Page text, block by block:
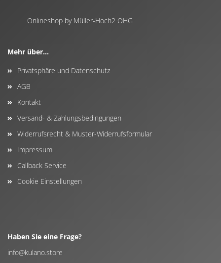
Onlineshop by Müller-Hoch2 OHG
Mehr über...
Privatsphäre und Datenschutz
AGB
Kontakt
Versand- & Zahlungsbedingungen
Widerrufsrecht & Muster-Widerrufsformular
Impressum
Callback Service
Cookie Einstellungen
Haben Sie eine Frage?
info@kulano.store